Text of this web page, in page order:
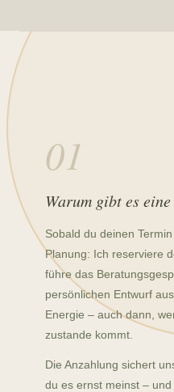
01
Warum gibt es
Sobald du deinen
Planung: Ich reserviere
führe das
persönlichen Entwurf
Energie – auch dann,
zustande kommt.
Die Anzahlung sichert
du es ernst meinst –